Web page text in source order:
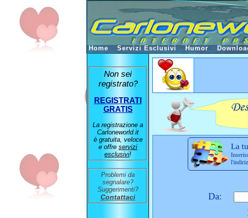
La
Da:
Non sei
registrato?
REGISTRATI
GRATIS
La registrazione a
Carloneworld.it
è gratuita, veloce
e offre servizi
esclusivi!
Problemi da
segnalare?
Suggerimenti?
Contattaci
Home Servizi Esclusivi Humor